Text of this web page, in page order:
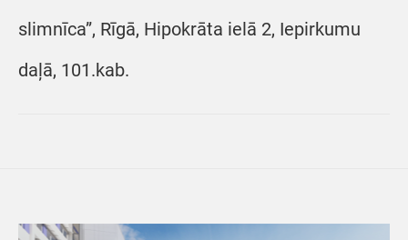
slimnīca”, Rīgā, Hipokrāta ielā 2, Iepirkumu
daļā, 101.kab.